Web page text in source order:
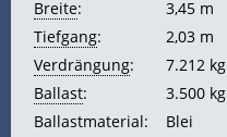
Breite:
3,45 m
Tiefgang:
2,03 m
Verdrängung:
7.212 kg
Ballast:
3.500 kg
Ballastmaterial:
Blei